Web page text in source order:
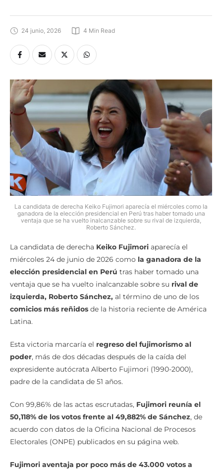
24 junio, 2026 4 Min Read
La candidata de derecha Keiko Fujimori aparecía el miércoles como la
ganadora de la elección presidencial en Perú tras haber tomado una
ventaja que se ha vuelto inalcanzable sobre su rival de izquierda,
Roberto Sánchez.
La candidata de derecha Keiko Fujimori aparecía el
miércoles 24 de junio de 2026 como la ganadora de la
elección presidencial en Perú tras haber tomado una
ventaja que se ha vuelto inalcanzable sobre su rival de
izquierda, Roberto Sánchez, al término de uno de los
comicios más reñidos de la historia reciente de América
Latina.
Esta victoria marcaría el regreso del fujimorismo al
poder, más de dos décadas después de la caída del
expresidente autócrata Alberto Fujimori (1990-2000),
padre de la candidata de 51 años.
Con 99,86% de las actas escrutadas, Fujimori reunía el
50,118% de los votos frente al 49,882% de Sánchez, de
acuerdo con datos de la Oficina Nacional de Procesos
Electorales (ONPE) publicados en su página web.
Fujimori aventaja por poco más de 43.000 votos a